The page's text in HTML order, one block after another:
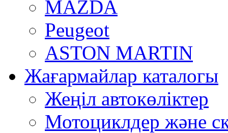
MAZDA
Peugeot
ASTON MARTIN
Жағармайлар каталогы
Жеңіл автокөліктер
Мотоциклдер және